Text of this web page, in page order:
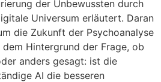
der Unbewussten durch
Universum erläutert. Daran
die Zukunft der Psychoanalyse
Hintergrund der Frage, ob
anders gesagt: ist die
AI die besseren